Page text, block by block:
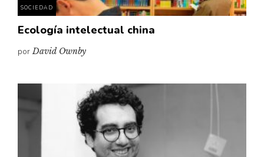
SOCIEDAD
Ecología intelectual china
porDavid Ownby